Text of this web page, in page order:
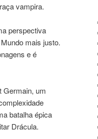
vampira.
perspectiva
mais justo.
e é
Germain, um
batalha épica
Drácula.